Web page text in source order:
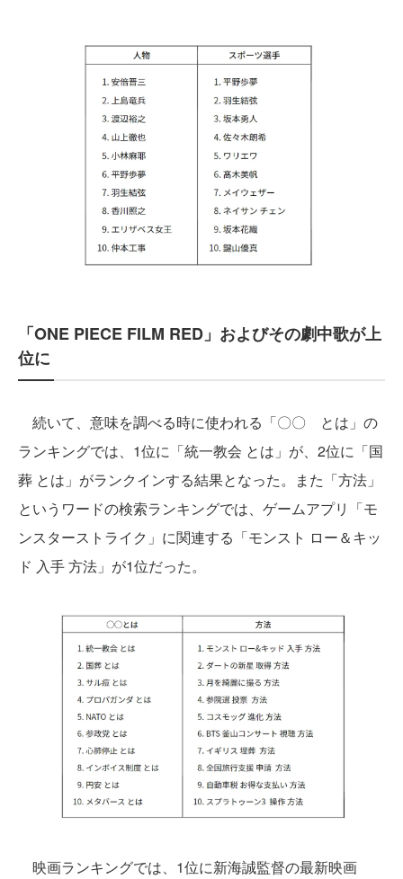
「ONE PIECE FILM RED」およびその劇中歌が上
位に
続いて、意味を調べる時に使われる「〇〇 とは」の
ランキングでは、1位に「統一教会 とは」が、2位に「国
葬 とは」がランクインする結果となった。また「方法」
というワードの検索ランキングでは、ゲームアプリ「モ
ンスターストライク」に関連する「モンスト ロー＆キッ
ド 入手 方法」が1位だった。
映画ランキングでは、1位に新海誠監督の最新映画